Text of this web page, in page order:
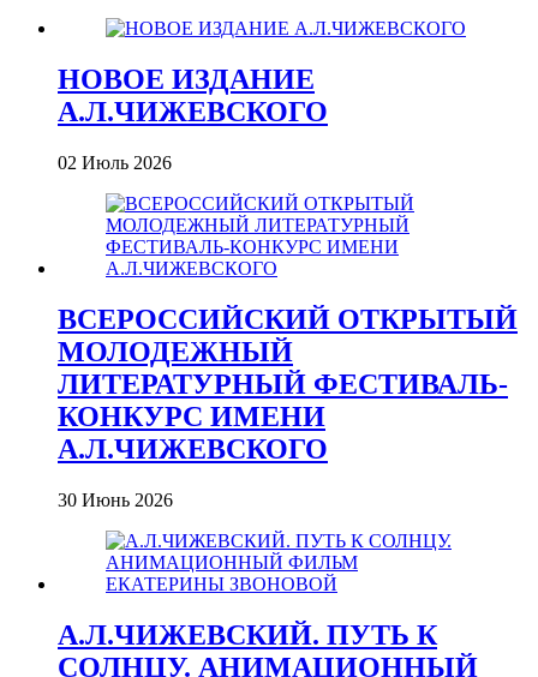
НОВОЕ ИЗДАНИЕ
А.Л.ЧИЖЕВСКОГО
02 Июль 2026
ВСЕРОССИЙСКИЙ ОТКРЫТЫЙ
МОЛОДЕЖНЫЙ
ЛИТЕРАТУРНЫЙ ФЕСТИВАЛЬ-
КОНКУРС ИМЕНИ
А.Л.ЧИЖЕВСКОГО
30 Июнь 2026
А.Л.ЧИЖЕВСКИЙ. ПУТЬ К
СОЛНЦУ. АНИМАЦИОННЫЙ